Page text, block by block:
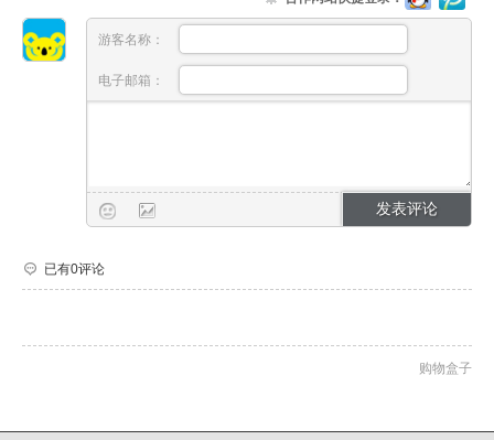
游客名称：
电子邮箱：
已有0评论
购物盒子